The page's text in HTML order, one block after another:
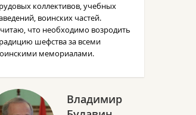
коллективов, учебных
воинских частей.
что необходимо возродить
шефства за всеми
мемориалами.
Владимир